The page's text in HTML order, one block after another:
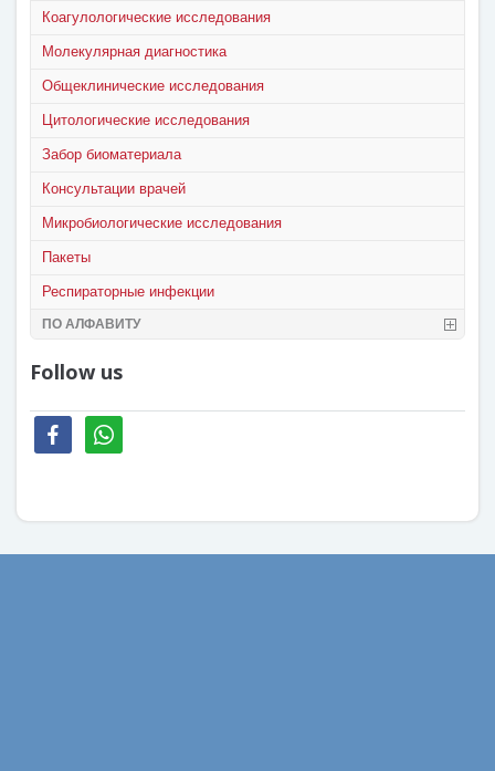
Коагулологические исследования
Молекулярная диагностика
Общеклинические исследования
Цитологические исследования
Забор биоматериала
Консультации врачей
Микробиологические исследования
Пакеты
Респираторные инфекции
ПО АЛФАВИТУ
Follow us
facebookwhatsapp